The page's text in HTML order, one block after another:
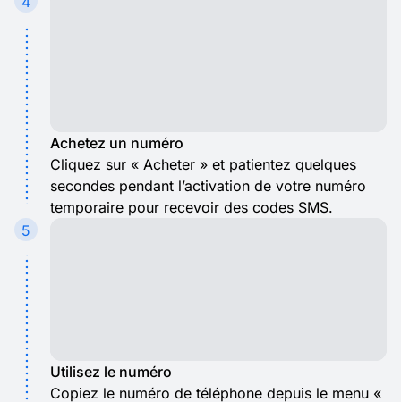
Achetez un numéro
Cliquez sur « Acheter » et patientez quelques
secondes pendant l’activation de votre numéro
temporaire pour recevoir des codes SMS.
5
Utilisez le numéro
Copiez le numéro de téléphone depuis le menu «